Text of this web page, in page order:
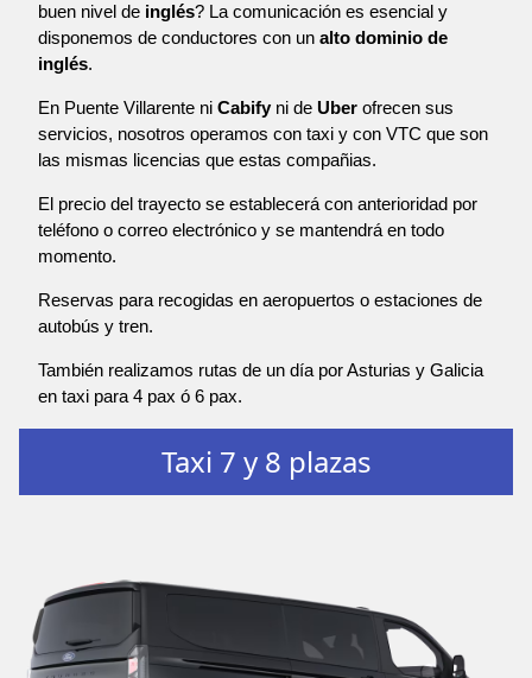
buen nivel de inglés? La comunicación es esencial y
disponemos de conductores con un alto dominio de
inglés.
En Puente Villarente ni Cabify ni de Uber ofrecen sus
servicios, nosotros operamos con taxi y con VTC que son
las mismas licencias que estas compañias.
El precio del trayecto se establecerá con anterioridad por
teléfono o correo electrónico y se mantendrá en todo
momento.
Reservas para recogidas en aeropuertos o estaciones de
autobús y tren.
También realizamos rutas de un día por Asturias y Galicia
en taxi para 4 pax ó 6 pax.
Taxi 7 y 8 plazas